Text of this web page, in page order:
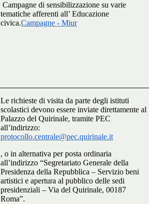
Campagne di sensibilizzazione su varie
tematiche afferenti all’ Educazione
civica.Campagne - Miur
Le richieste di visita da parte degli istituti
scolastici devono essere inviate direttamente al
Palazzo del Quirinale, tramite PEC
all’indirizzo:
protocollo.centrale@pec.quirinale.it
, o in alternativa per posta ordinaria
all’indirizzo “Segretariato Generale della
Presidenza della Repubblica – Servizio beni
artistici e apertura al pubblico delle sedi
presidenziali – Via del Quirinale, 00187
Roma”.